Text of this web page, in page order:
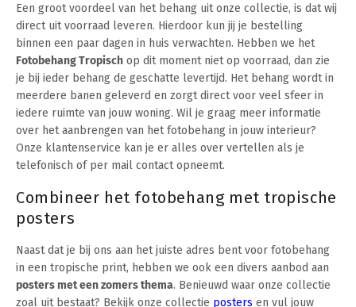
Een groot voordeel van het behang uit onze collectie, is dat wij
direct uit voorraad leveren. Hierdoor kun jij je bestelling
binnen een paar dagen in huis verwachten. Hebben we het
Fotobehang Tropisch op dit moment niet op voorraad, dan zie
je bij ieder behang de geschatte levertijd. Het behang wordt in
meerdere banen geleverd en zorgt direct voor veel sfeer in
iedere ruimte van jouw woning. Wil je graag meer informatie
over het aanbrengen van het fotobehang in jouw interieur?
Onze klantenservice kan je er alles over vertellen als je
telefonisch of per mail contact opneemt.
Combineer het fotobehang met tropische
posters
Naast dat je bij ons aan het juiste adres bent voor fotobehang
in een tropische print, hebben we ook een divers aanbod aan
posters met een zomers thema. Benieuwd waar onze collectie
zoal uit bestaat? Bekijk onze collectie posters en vul jouw